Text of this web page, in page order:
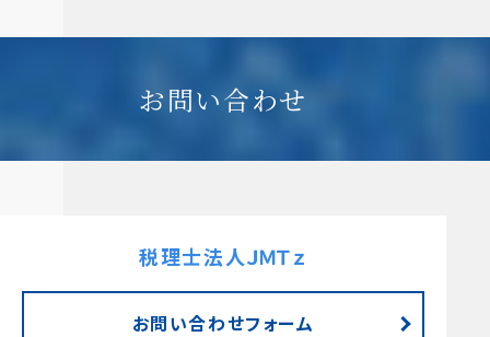
お問い合わせ
税理士法人ＪＭＴｚ
お問い合わせフォーム